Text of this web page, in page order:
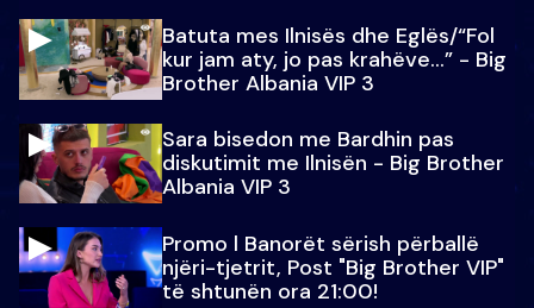
Batuta mes Ilnisës dhe Eglës/“Fol
kur jam aty, jo pas krahëve…” - Big
Brother Albania VIP 3
Sara bisedon me Bardhin pas
diskutimit me Ilnisën - Big Brother
Albania VIP 3
Promo l Banorët sërish përballë
njëri-tjetrit, Post "Big Brother VIP"
të shtunën ora 21:00!